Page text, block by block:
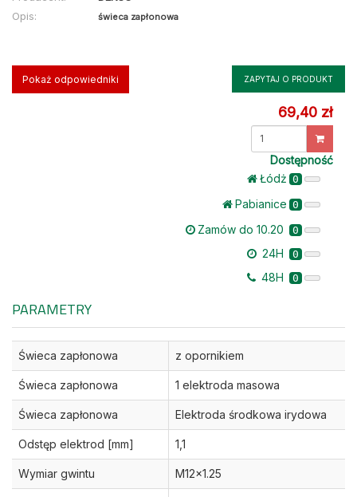
Opis:
świeca zapłonowa
Pokaż odpowiedniki ZAPYTAJ O PRODUKT
69,40 zł
Dostępność
Łódż 0
Pabianice 0
Zamów do 10.20 0
24H 0
48H 0
PARAMETRY
Świeca zapłonowa z opornikiem
Świeca zapłonowa 1 elektroda masowa
Świeca zapłonowa Elektroda środkowa irydowa
Odstęp elektrod [mm] 1,1
Wymiar gwintu M12x1.25